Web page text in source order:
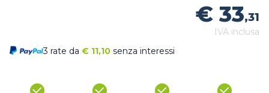
€ 33,31
IVA inclusa
3 rate da € 11,10 senza interessi